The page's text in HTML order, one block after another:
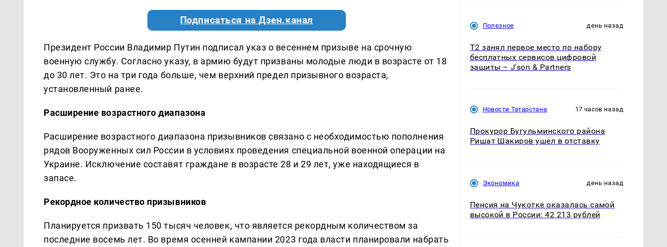
Подписаться на Дзен.канал
Президент России Владимир Путин подписал указ о весеннем призыве на срочную
военную службу. Согласно указу, в армию будут призваны молодые люди в возрасте от 18
до 30 лет. Это на три года больше, чем верхний предел призывного возраста,
установленный ранее.
Расширение возрастного диапазона
Расширение возрастного диапазона призывников связано с необходимостью пополнения
рядов Вооруженных сил России в условиях проведения специальной военной операции на
Украине. Исключение составят граждане в возрасте 28 и 29 лет, уже находящиеся в
запасе.
Рекордное количество призывников
Планируется призвать 150 тысяч человек, что является рекордным количеством за
последние восемь лет. Во время осенней кампании 2023 года власти планировали набрать
Полезное день назад
Т2 занял первое место по набору
бесплатных сервисов цифровой
защиты – J'son & Partners
Новости Татарстана 17 часов назад
Прокурор Бугульминского района
Ришат Шакиров ушел в отставку
Экономика день назад
Пенсия на Чукотке оказалась самой
высокой в России: 42 213 рублей